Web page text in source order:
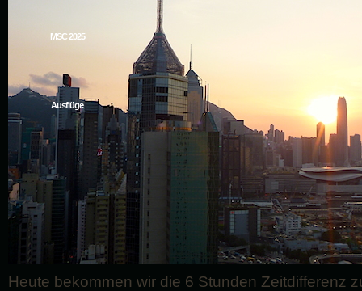
MSC 2025
Ausflüge
Heute bekommen wir die 6 Stunden Zeitdifferenz